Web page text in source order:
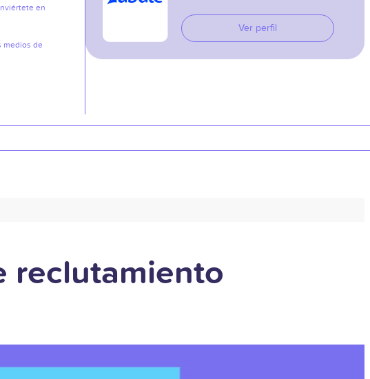
en
medios de
Ver perfil
reclutamiento